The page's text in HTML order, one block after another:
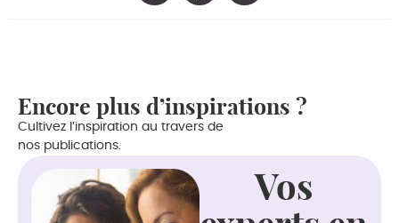
Encore plus d’inspirations ?
Cultivez l’inspiration au travers de
nos publications.
Vos